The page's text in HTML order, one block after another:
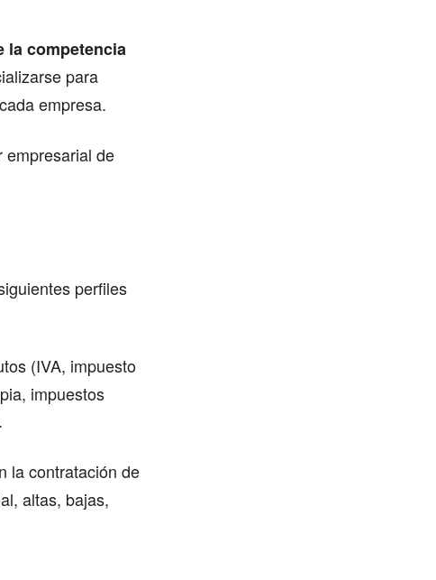
la competencia
para
empresa.
empresarial de
perfiles
(IVA, impuesto
impuestos
la contratación de
altas, bajas,